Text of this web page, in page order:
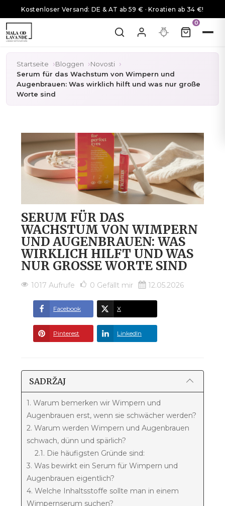
Kostenloser Versand: DE & AT ab 59 € · Kroatien ab 34 €!
0
Startseite Bloggen
Novosti
Serum für das Wachstum von Wimpern und
Augenbrauen: Was wirklich hilft und was nur große
Worte sind
SERUM FÜR DAS
WACHSTUM VON WIMPERN
UND AUGENBRAUEN: WAS
WIRKLICH HILFT UND WAS
NUR GROSSE WORTE SIND
1017 Aufrufe 0 Gefällt mir 12.05.2026
Facebook X
Pinterest LinkedIn
SADRŽAJ
1. Warum bemerken wir Wimpern und
Augenbrauen erst, wenn sie schwächer werden?
2. Warum werden Wimpern und Augenbrauen
schwach, dünn und spärlich?
2.1. Die häufigsten Gründe sind:
3. Was bewirkt ein Serum für Wimpern und
Augenbrauen eigentlich?
4. Welche Inhaltsstoffe sollte man in einem
Wimpernserum suchen?